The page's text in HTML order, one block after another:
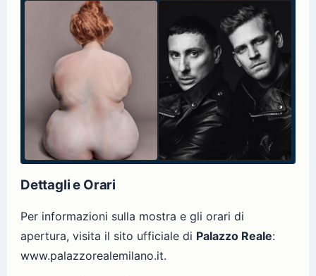
Dettagli e Orari
Per informazioni sulla mostra e gli orari di
apertura, visita il sito ufficiale di Palazzo Reale:
www.palazzorealemilano.it.